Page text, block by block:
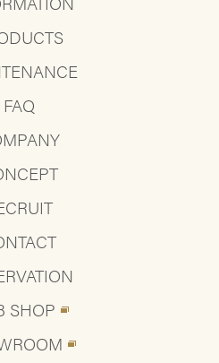
FAQ
SHOP